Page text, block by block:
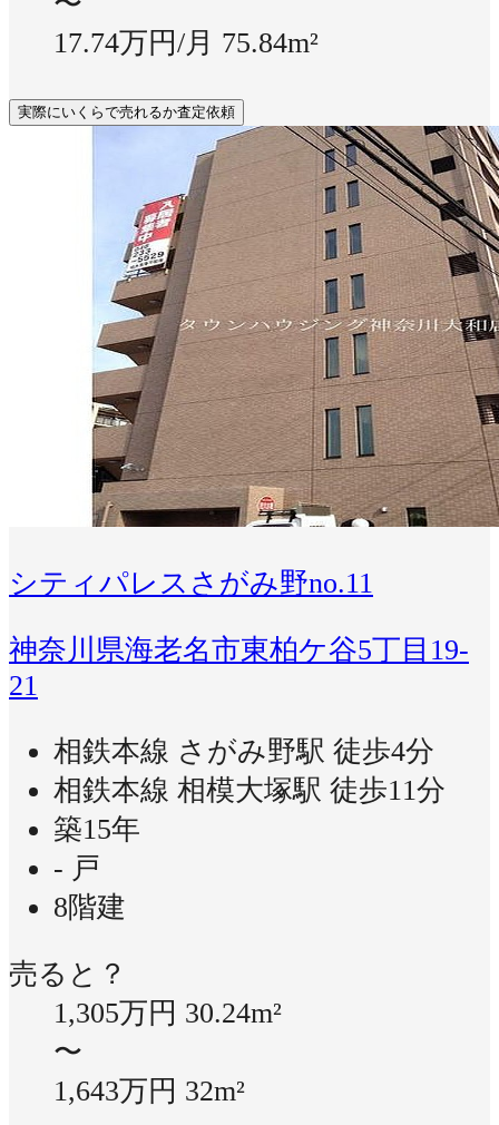
17.74万円/月 75.84m²
実際にいくらで売れるか査定依頼
シティパレスさがみ野no.11
神奈川県海老名市東柏ケ谷5丁目19-
21
相鉄本線 さがみ野駅 徒歩4分
相鉄本線 相模大塚駅 徒歩11分
築15年
- 戸
8階建
売ると？
1,305万円 30.24m²
〜
1,643万円 32m²